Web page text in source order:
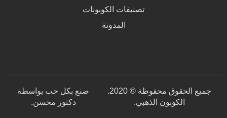
تصنيفات الكوبونات
المدونة
جميع الحقوق محفوظة © 2020.
الكوبون الذهبي.
صنع بكل حب بواسطة
دكتور محسن.